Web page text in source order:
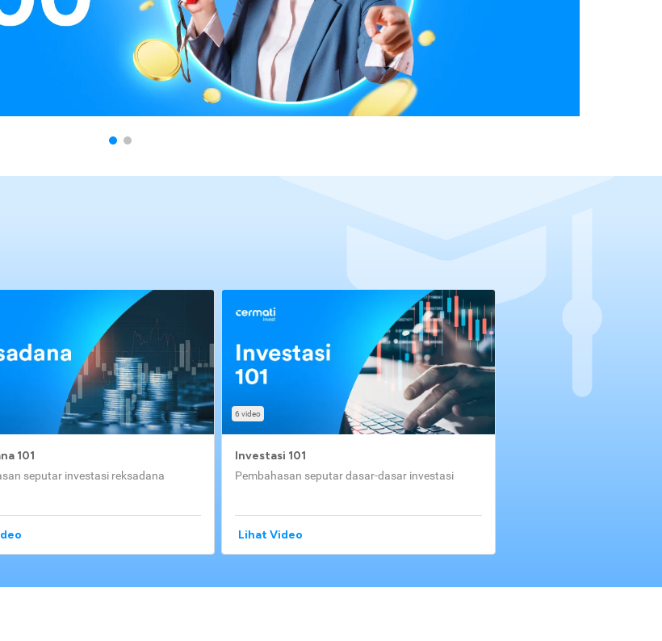
101
seputar investasi reksadana
6 video
Investasi 101
Pembahasan seputar dasar-dasar investasi
Lihat Video